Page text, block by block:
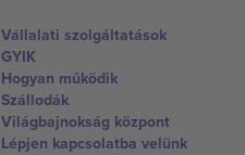
Vállalati szolgáltatások
GYIK
Hogyan működik
Szállodák
Világbajnokság központ
Lépjen kapcsolatba velünk